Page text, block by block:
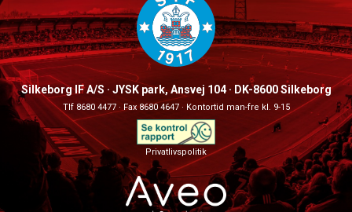
Silkeborg IF A/S · JYSK park, Ansvej 104 · DK-8600 Silkeborg
Tlf 8680 4477 · Fax 8680 4647 · Kontortid man-fre kl. 9-15
Privatlivspolitik